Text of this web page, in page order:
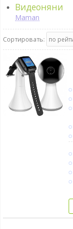
Видеоняни
Maman
Сортировать: